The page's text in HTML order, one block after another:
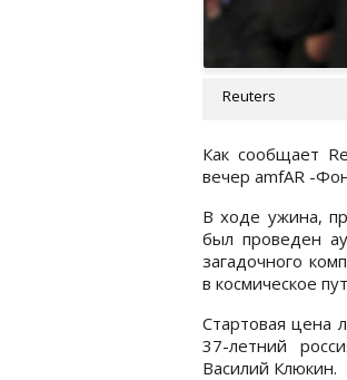
Reuters
Как сообщает
вечер amfAR -
В ходе ужина,
был проведен
загадочного
в космическое
Стартовая цена
37-летний
Василий Клюкин.